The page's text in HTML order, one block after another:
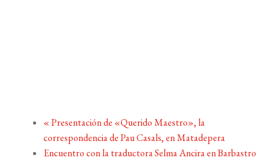
«Presentación de «Querido Maestro», la
correspondencia de Pau Casals, en Matadepera
Encuentro con la traductora Selma Ancira en Barbastro